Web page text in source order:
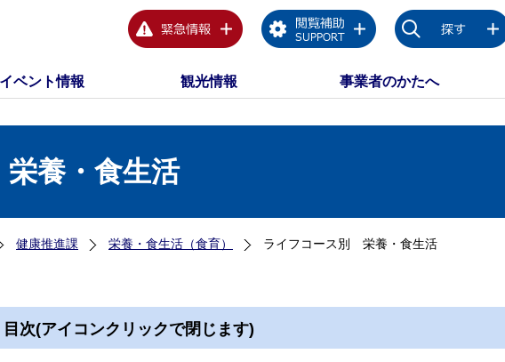
イベント情報 観光情報 事業者のかたへ
養・食生活
健康推進課 栄養・食生活（食育） ライフコース別 栄養・食生活
目次(アイコンクリックで閉じます)